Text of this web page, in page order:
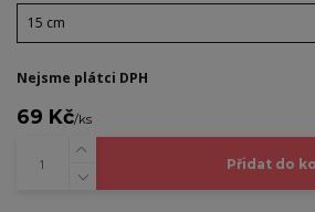
Nejsme plátci DPH
69 Kč/ks
Přidat do